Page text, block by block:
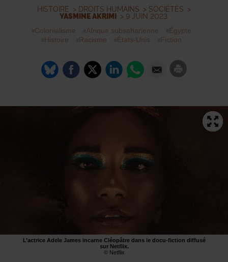
HISTOIRE > DROITS HUMAINS > SOCIÉTÉS >
YASMINE AKRIMI
> 9 JUIN 2023
Colonialisme Afrique subsaharienne
Égypte
Histoire
Racisme États-Unis Fiction
L’actrice Adele James incarne Cléopâtre dans le docu-fiction diffusé
sur Netflix.
© Netflix